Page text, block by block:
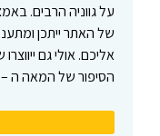
על גווניה הרבים.
של האתר ייתכן
אליכם. אולי גם
הסיפור של המאה ה – 21.